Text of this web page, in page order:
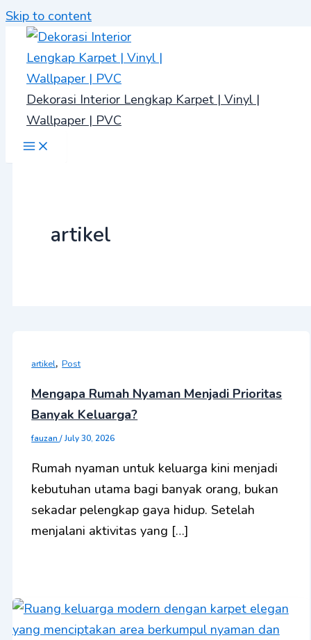
Skip to content
Dekorasi Interior Lengkap Karpet | Vinyl |
Wallpaper | PVC
artikel
artikel,Post
Mengapa Rumah Nyaman Menjadi Prioritas
Banyak Keluarga?
fauzan/July 30, 2026
Rumah nyaman untuk keluarga kini menjadi
kebutuhan utama bagi banyak orang, bukan
sekadar pelengkap gaya hidup. Setelah
menjalani aktivitas yang […]